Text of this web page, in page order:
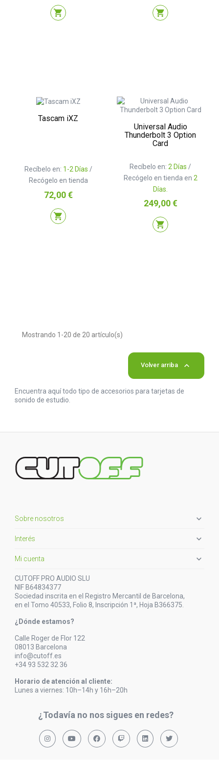
shopping_cart shopping_cart
Tascam iXZ
Recíbelo en: 1-2 Días /
Recógelo en tienda
Precio
72,00 €
shopping_cart
Universal Audio
Thunderbolt 3 Option
Card
Recíbelo en: 2 Días /
Recógelo en tienda en 2
Días.
Precio
249,00 €
shopping_cart
Mostrando 1-20 de 20 artículo(s)
Volver arriba 
Encuentra aquí todo tipo de accesorios para tarjetas de
sonido de estudio.
Sobre nosotros 
Interés 
Mi cuenta 
CUTOFF PRO AUDIO SLU
NIF B64834377
Sociedad inscrita en el Registro Mercantil de Barcelona,
en el Tomo 40533, Folio 8, Inscripción 1ª, Hoja B366375.
¿Dónde estamos?
Calle Roger de Flor 122
08013 Barcelona
info@cutoff.es
+34 93 532 32 36
Horario de atención al cliente:
Lunes a viernes: 10h–14h y 16h–20h
¿Todavía no nos sigues en redes?